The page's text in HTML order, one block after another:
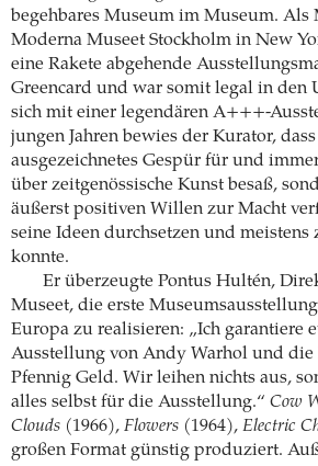
begehbares Museum im Museum. Als
Moderna Museet Stockholm in New
eine Rakete abgehende
Greencard und war somit legal in den
sich mit einer legendären A+++-
jungen Jahren bewies der Kurator,
ausgezeichnetes Gespür für und
über zeitgenössische Kunst besaß,
äußerst positiven Willen zur Macht
seine Ideen durchsetzen und
konnte.
Er überzeugte Pontus Hultén,
Museet, die erste
Europa zu realisieren: „Ich garantiere
Ausstellung von Andy Warhol und die
Pfennig Geld. Wir leihen nichts aus,
alles selbst für die Ausstellung.“ Cow
Clouds (1966), Flowers (1964), Electric
großen Format günstig produziert.